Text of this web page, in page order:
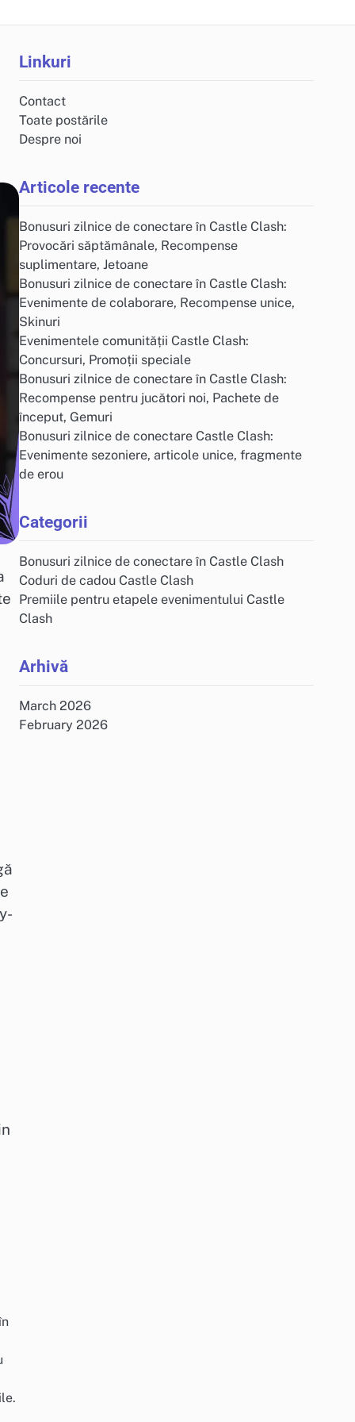
Linkuri
Contact
Toate postările
Despre noi
Articole recente
Bonusuri zilnice de conectare în Castle Clash:
Provocări săptămânale, Recompense
suplimentare, Jetoane
Bonusuri zilnice de conectare în Castle Clash:
Evenimente de colaborare, Recompense unice,
Skinuri
Evenimentele comunității Castle Clash:
Concursuri, Promoții speciale
Bonusuri zilnice de conectare în Castle Clash:
Recompense pentru jucători noi, Pachete de
început, Gemuri
Bonusuri zilnice de conectare Castle Clash:
Evenimente sezoniere, articole unice, fragmente
de erou
Categorii
Bonusuri zilnice de conectare în Castle Clash
Coduri de cadou Castle Clash
Premiile pentru etapele evenimentului Castle
Clash
Arhivă
March 2026
February 2026